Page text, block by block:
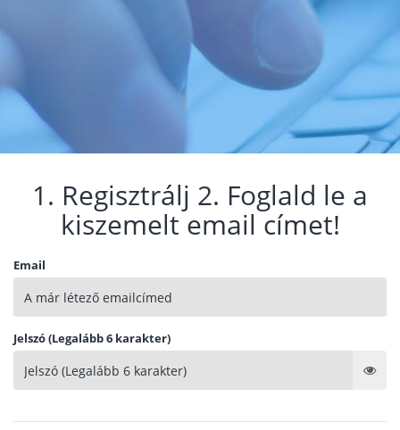
1. Regisztrálj 2. Foglald le a
kiszemelt email címet!
Email
Jelszó (Legalább 6 karakter)